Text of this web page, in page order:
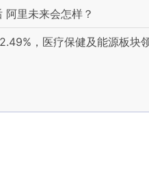
里未来会怎样？
，医疗保健及能源板块